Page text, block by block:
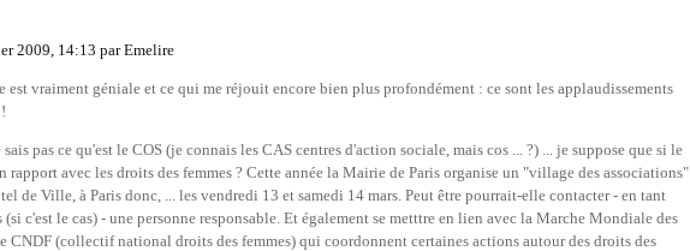
2009, 14:13 par Emelire
est vraiment géniale et ce qui me réjouit encore bien plus profondément : ce sont les applaudissements
pas ce qu'est le COS (je connais les CAS centres d'action sociale, mais cos ... ?) ... je suppose que si le
rapport avec les droits des femmes ? Cette année la Mairie de Paris organise un "village des associations"
de Ville, à Paris donc, ... les vendredi 13 et samedi 14 mars. Peut être pourrait-elle contacter - en tant
(si c'est le cas) - une personne responsable. Et également se metttre en lien avec la Marche Mondiale des
CNDF (collectif national droits des femmes) qui coordonnent certaines actions autour des droits des